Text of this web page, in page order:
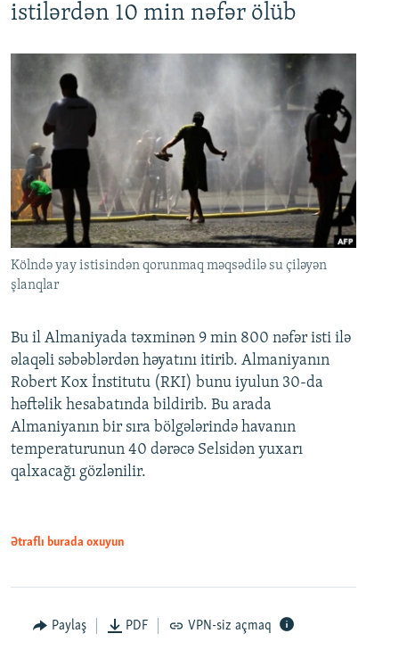
istilərdən 10 min nəfər ölüb
Kölndə yay istisindən qorunmaq məqsədilə su çiləyən
şlanqlar
Bu il Almaniyada təxminən 9 min 800 nəfər isti ilə
əlaqəli səbəblərdən həyatını itirib. Almaniyanın
Robert Kox İnstitutu (RKI) bunu iyulun 30-da
həftəlik hesabatında bildirib. Bu arada
Almaniyanın bir sıra bölgələrində havanın
temperaturunun 40 dərəcə Selsidən yuxarı
qalxacağı gözlənilir.
Ətraflı burada oxuyun
Paylaş PDF VPN-siz açmaq